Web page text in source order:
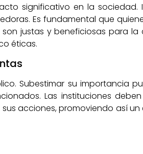
significativo en la sociedad.
Es fundamental que
justas y beneficiosas para
éticas.
Subestimar su importancia
Las instituciones
acciones, promoviendo así